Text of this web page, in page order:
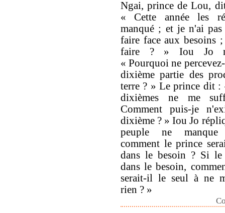
Ngai, prince de Lou,
« Cette année les
manqué ; et je n'ai pas
faire face aux besoins
faire ? » Iou Jo
« Pourquoi ne
dixième partie des
terre ? » Le prince dit :
dixièmes ne me
Comment puis-je
dixième ? » Iou Jo
peuple ne
comment le prince
dans le besoin ? Si le
dans le besoin,
serait-il le seul à ne
rien ? »